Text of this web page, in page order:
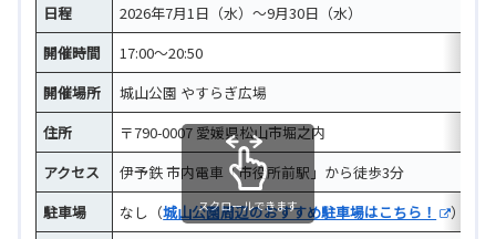
日程
2026年7月1日（水）～9月30日（水）
開催時間
17:00～20:50
開催場所
城山公園 やすらぎ広場
住所
〒790-0007 愛媛県松山市堀之内
アクセス
伊予鉄 市内電車「市役所前駅」から徒歩3分
駐車場
なし（城山公園周辺のおすすめ駐車場はこちら！
）
スクロールできます